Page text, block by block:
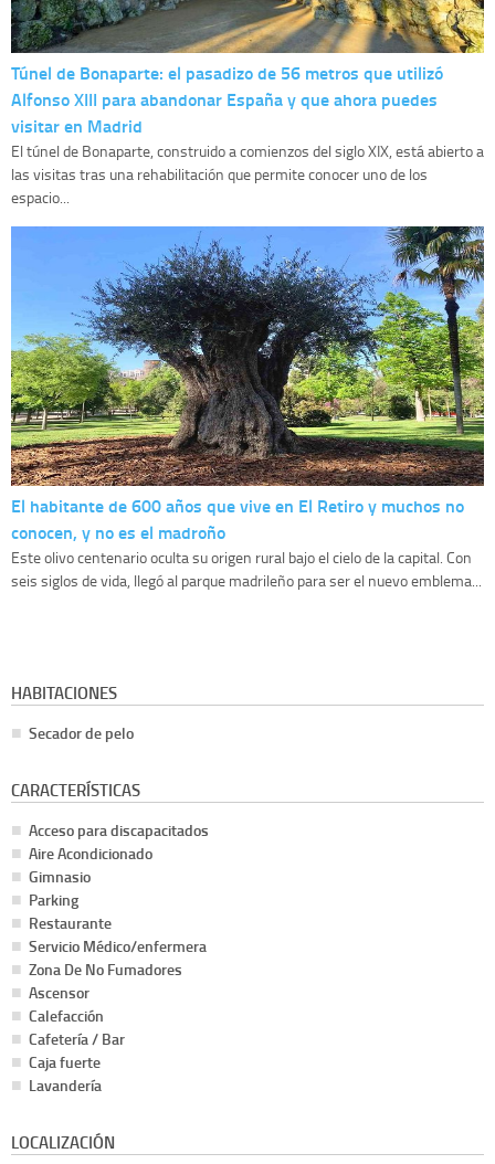
Túnel de Bonaparte: el pasadizo de 56 metros que utilizó
Alfonso XIII para abandonar España y que ahora puedes
visitar en Madrid
El túnel de Bonaparte, construido a comienzos del siglo XIX, está abierto a
las visitas tras una rehabilitación que permite conocer uno de los
espacio...
El habitante de 600 años que vive en El Retiro y muchos no
conocen, y no es el madroño
Este olivo centenario oculta su origen rural bajo el cielo de la capital. Con
seis siglos de vida, llegó al parque madrileño para ser el nuevo emblema...
HABITACIONES
Secador de pelo
CARACTERÍSTICAS
Acceso para discapacitados
Aire Acondicionado
Gimnasio
Parking
Restaurante
Servicio Médico/enfermera
Zona De No Fumadores
Ascensor
Calefacción
Cafetería / Bar
Caja fuerte
Lavandería
LOCALIZACIÓN